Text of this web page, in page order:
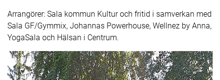
Arrangörer: Sala kommun Kultur och fritid i samverkan med
Sala GF/Gymmix, Johannas Powerhouse, Wellnez by Anna,
YogaSala och Hälsan i Centrum.